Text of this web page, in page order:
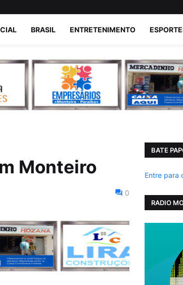
BRASIL ENTRETENIMENTO
Monteiro
0
BATE
Entre para
RADIO